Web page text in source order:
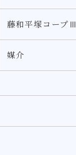
藤和平塚コープⅢ
媒介